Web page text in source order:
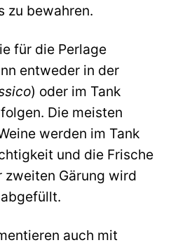
zu bewahren.
für die Perlage
entweder in der
) oder im Tank
Die meisten
werden im Tank
und die Frische
zweiten Gärung wird
auch mit